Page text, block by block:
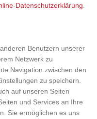
Datenschutzerklärung
Benutzern unserer
Netzwerk zu
Navigation zwischen den
zu speichern.
auf unseren Seiten
und Services an Ihre
Sie ermöglichen es uns